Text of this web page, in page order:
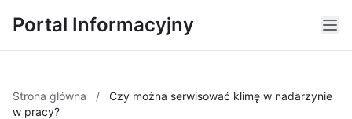
Portal Informacyjny
Strona główna /
Czy można serwisować klimę w nadarzynie
w pracy?